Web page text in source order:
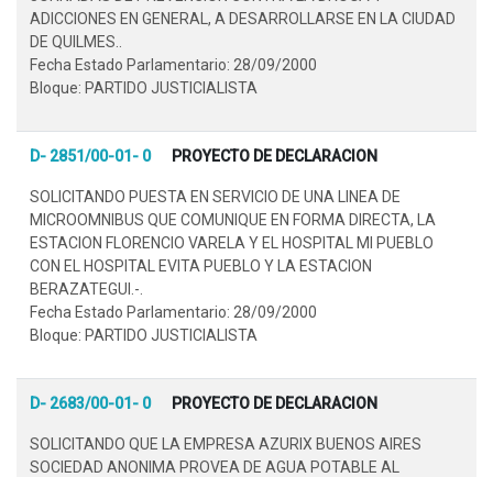
ADICCIONES EN GENERAL, A DESARROLLARSE EN LA CIUDAD
DE QUILMES..
Fecha Estado Parlamentario: 28/09/2000
Bloque: PARTIDO JUSTICIALISTA
D- 2851/00-01- 0 PROYECTO DE DECLARACION
SOLICITANDO PUESTA EN SERVICIO DE UNA LINEA DE
MICROOMNIBUS QUE COMUNIQUE EN FORMA DIRECTA, LA
ESTACION FLORENCIO VARELA Y EL HOSPITAL MI PUEBLO
CON EL HOSPITAL EVITA PUEBLO Y LA ESTACION
BERAZATEGUI.-.
Fecha Estado Parlamentario: 28/09/2000
Bloque: PARTIDO JUSTICIALISTA
D- 2683/00-01- 0 PROYECTO DE DECLARACION
SOLICITANDO QUE LA EMPRESA AZURIX BUENOS AIRES
SOCIEDAD ANONIMA PROVEA DE AGUA POTABLE AL